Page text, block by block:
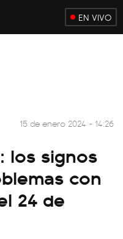
EN VIVO
15 de enero 2024 - 14:26
los signos
con
24 de